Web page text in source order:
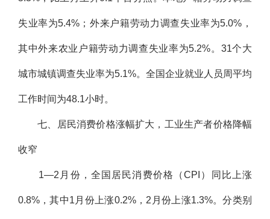
失业率为5.4%；外来户籍劳动力调查失业率为5.0%，
其中外来农业户籍劳动力调查失业率为5.2%。31个大
城市城镇调查失业率为5.1%。全国企业就业人员周平均
工作时间为48.1小时。
七、居民消费价格涨幅扩大，工业生产者价格降幅
收窄
1—2月份，全国居民消费价格（CPI）同比上涨
0.8%，其中1月份上涨0.2%，2月份上涨1.3%。分类别